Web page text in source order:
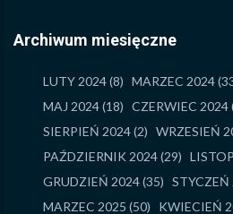
Archiwum miesięczne
LUTY 2024(8) MARZEC 2024
MAJ 2024(18) CZERWIEC 2024
SIERPIEŃ 2024(2) WRZESIEŃ
PAŹDZIERNIK 2024(29)
GRUDZIEŃ 2024(35) STYCZEŃ
MARZEC 2025 (50) KWIECIEŃ